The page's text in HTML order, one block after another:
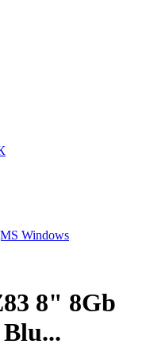
Windows
8" 8Gb